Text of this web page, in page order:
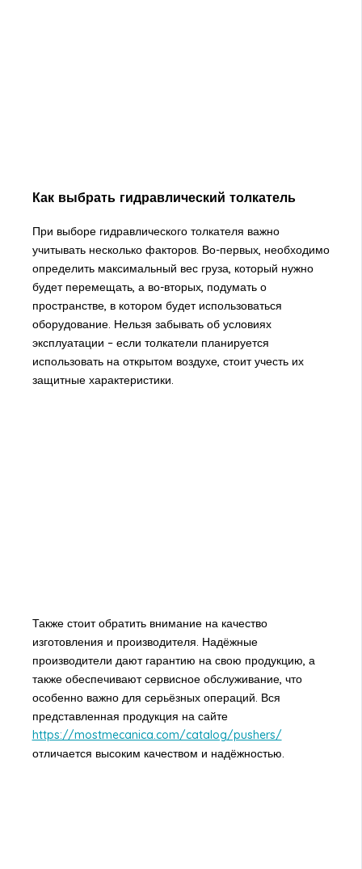
Как выбрать гидравлический толкатель
При выборе гидравлического толкателя важно
учитывать несколько факторов. Во-первых, необходимо
определить максимальный вес груза, который нужно
будет перемещать, а во-вторых, подумать о
пространстве, в котором будет использоваться
оборудование. Нельзя забывать об условиях
эксплуатации – если толкатели планируется
использовать на открытом воздухе, стоит учесть их
защитные характеристики.
Также стоит обратить внимание на качество
изготовления и производителя. Надёжные
производители дают гарантию на свою продукцию, а
также обеспечивают сервисное обслуживание, что
особенно важно для серьёзных операций. Вся
представленная продукция на сайте
https://mostmecanica.com/catalog/pushers/
отличается высоким качеством и надёжностью.